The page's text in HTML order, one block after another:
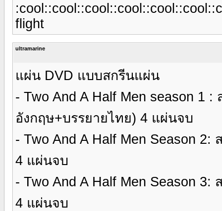
flight
ultramarine
แผ่น DVD แบบสกรีนแผ่น
- Two And A Half Men season 1
อังกฤษ+บรรยายไทย) 4 แผ่นจบ
- Two And A Half Men Season
4 แผ่นจบ
- Two And A Half Men Season
4 แผ่นจบ